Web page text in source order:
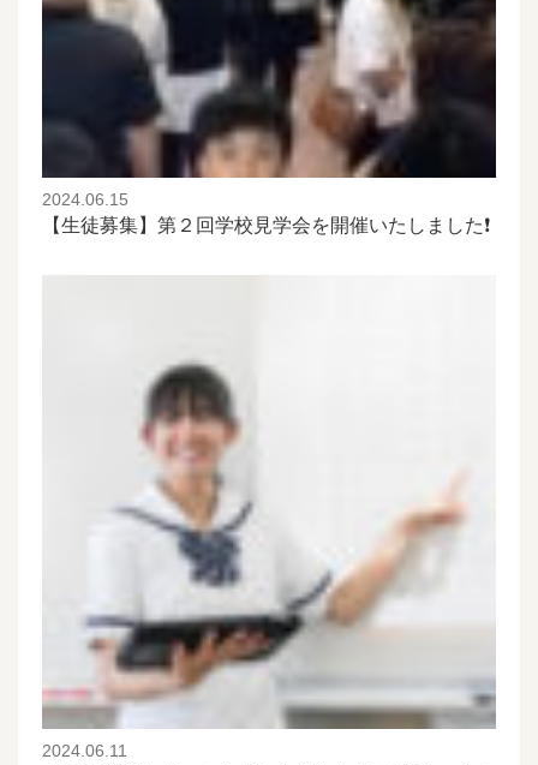
2024.06.15
【生徒募集】第２回学校見学会を開催いたしました❗️
2024.06.11